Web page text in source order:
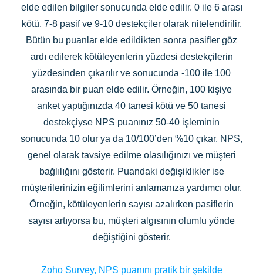
elde edilen bilgiler sonucunda elde edilir. 0 ile 6 arası
kötü, 7-8 pasif ve 9-10 destekçiler olarak nitelendirilir.
Bütün bu puanlar elde edildikten sonra pasifler göz
ardı edilerek kötüleyenlerin yüzdesi destekçilerin
yüzdesinden çıkarılır ve sonucunda -100 ile 100
arasında bir puan elde edilir. Örneğin, 100 kişiye
anket yaptığınızda 40 tanesi kötü ve 50 tanesi
destekçiyse NPS puanınız 50-40 işleminin
sonucunda 10 olur ya da 10/100’den %10 çıkar. NPS,
genel olarak tavsiye edilme olasılığınızı ve müşteri
bağlılığını gösterir. Puandaki değişiklikler ise
müşterilerinizin eğilimlerini anlamanıza yardımcı olur.
Örneğin, kötüleyenlerin sayısı azalırken pasiflerin
sayısı artıyorsa bu, müşteri algısının olumlu yönde
değiştiğini gösterir.
Zoho Survey, NPS puanını pratik bir şekilde